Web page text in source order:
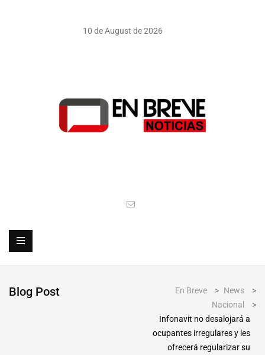
10 de August de 2026
Blog Post En Breve > News
>
Nacional
>
Infonavit no desalojará a
ocupantes irregulares y les
ofrecerá regularizar su